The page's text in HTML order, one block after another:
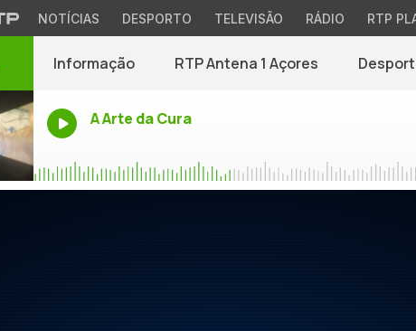
NOTÍCIAS DESPORTO TELEVISÃO RÁDIO RTP
Informação RTP Antena 1 Açores
A Arte da Cura